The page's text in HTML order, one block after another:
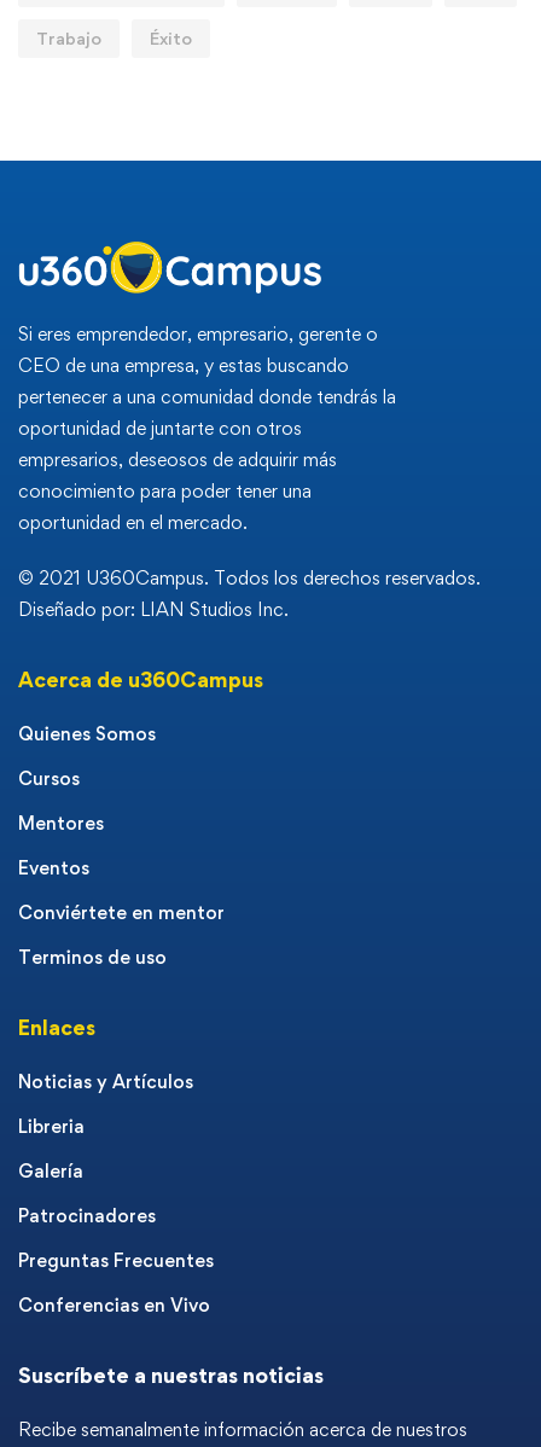
Trabajo Éxito
Si eres emprendedor, empresario, gerente o
CEO de una empresa, y estas buscando
pertenecer a una comunidad donde tendrás la
oportunidad de juntarte con otros
empresarios, deseosos de adquirir más
conocimiento para poder tener una
oportunidad en el mercado.
© 2021 U360Campus. Todos los derechos reservados.
Diseñado por: LIAN Studios Inc.
Acerca de u360Campus
Quienes Somos
Cursos
Mentores
Eventos
Conviértete en mentor
Terminos de uso
Enlaces
Noticias y Artículos
Libreria
Galería
Patrocinadores
Preguntas Frecuentes
Conferencias en Vivo
Suscríbete a nuestras noticias
Recibe semanalmente información acerca de nuestros